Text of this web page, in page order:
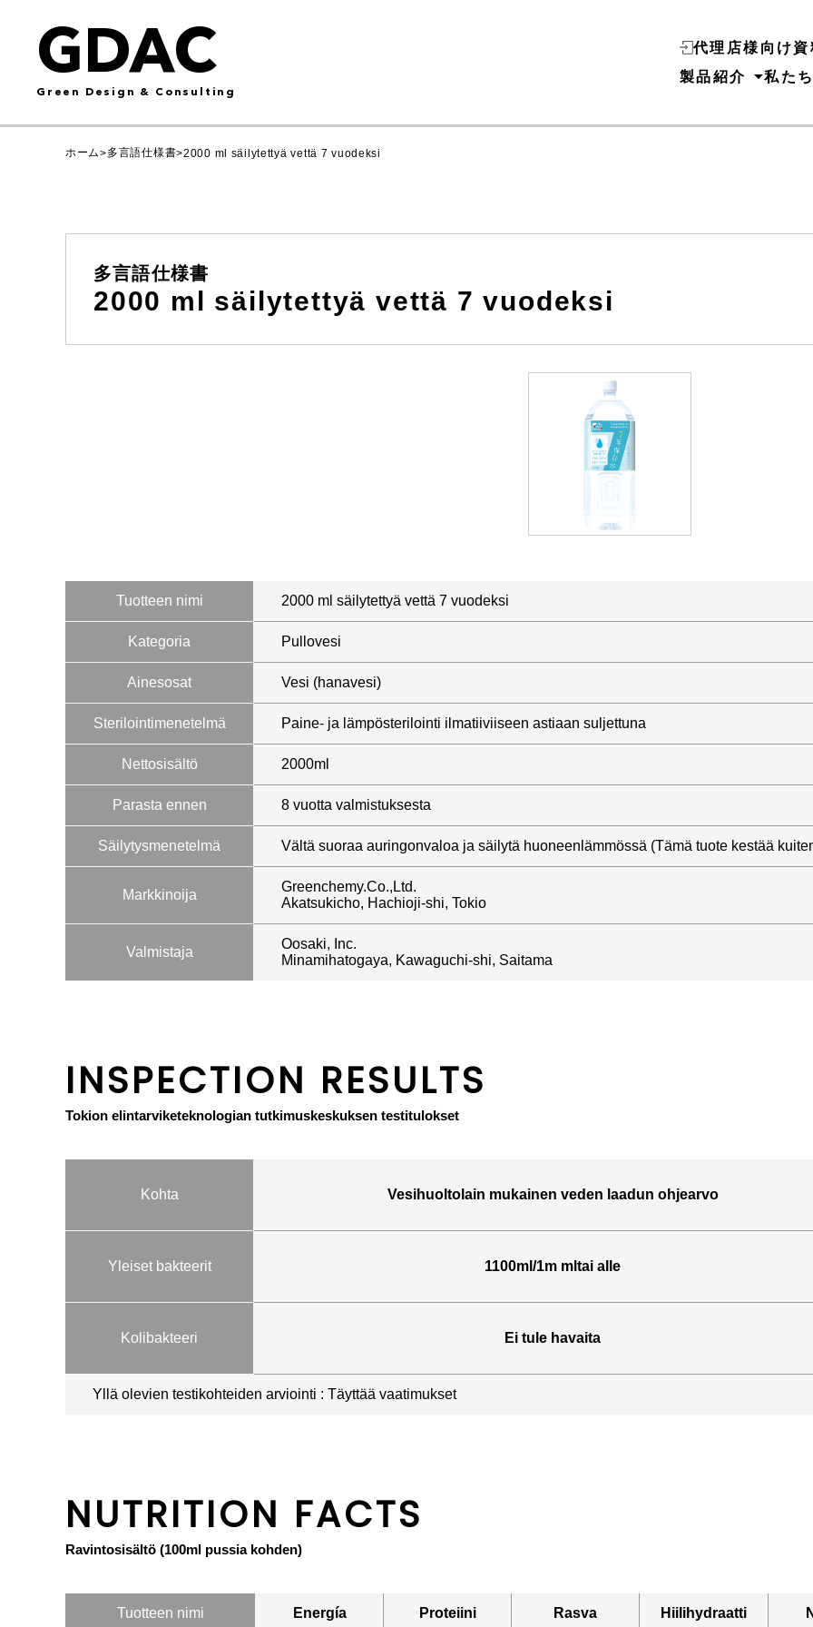
GDAC
Green Design & Consulting
代理店様向け資
製品紹介
私た
ホーム>多言語仕様書>2000 ml säilytettyä vettä 7 vuodeksi
多言語仕様書
2000 ml säilytettyä vettä 7 vuodeksi
Tuotteen nimi 2000 ml säilytettyä vettä 7 vuodeksi
Kategoria Pullovesi
Ainesosat Vesi (hanavesi)
Sterilointimenetelmä Paine- ja lämpösterilointi ilmatiiviiseen astiaan suljettuna
Nettosisältö 2000ml
Parasta ennen 8 vuotta valmistuksesta
Säilytysmenetelmä Vältä suoraa auringonvaloa ja säilytä huoneenlämmössä (Tämä tuote kestää
Markkinoija
Greenchemy.Co.,Ltd.
Akatsukicho, Hachioji-shi, Tokio
Valmistaja
Oosaki, Inc.
Minamihatogaya, Kawaguchi-shi, Saitama
INSPECTION RESULTS
Tokion elintarviketeknologian tutkimuskeskuksen testitulokset
Kohta Vesihuoltolain mukainen veden laadun ohjearvo
Yleiset bakteerit 1100ml/1m mltai alle
Kolibakteeri Ei tule havaita
Yllä olevien testikohteiden arviointi : Täyttää vaatimukset
NUTRITION FACTS
Ravintosisältö (100ml pussia kohden)
Tuotteen nimi Energía Proteiini Rasva Hiilihydraatti